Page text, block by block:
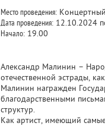
Место проведения:
Дата проведения: 12.10.2024
Начало: 19.00
Александр Малинин –
отечественной эстрады,
Малинин награжден
благодарственными
структур.
Как артист, имеющий